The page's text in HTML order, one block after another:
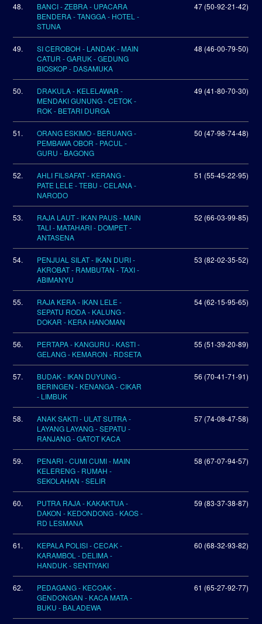
48.
BANCI - ZEBRA - UPACARA
BENDERA - TANGGA - HOTEL -
STUNA
47 (50-92-21-42)
49.
SI CEROBOH - LANDAK - MAIN
CATUR - GARUK - GEDUNG
BIOSKOP - DASAMUKA
48 (46-00-79-50)
50.
DRAKULA - KELELAWAR -
MENDAKI GUNUNG - CETOK -
ROK - BETARI DURGA
49 (41-80-70-30)
51.
ORANG ESKIMO - BERUANG -
PEMBAWA OBOR - PACUL -
GURU - BAGONG
50 (47-98-74-48)
52.
AHLI FILSAFAT - KERANG -
PATE LELE - TEBU - CELANA -
NARODO
51 (55-45-22-95)
53.
RAJA LAUT - IKAN PAUS - MAIN
TALI - MATAHARI - DOMPET -
ANTASENA
52 (66-03-99-85)
54.
PENJUAL SILAT - IKAN DURI -
AKROBAT - RAMBUTAN - TAXI -
ABIMANYU
53 (82-02-35-52)
55.
RAJA KERA - IKAN LELE -
SEPATU RODA - KALUNG -
DOKAR - KERA HANOMAN
54 (62-15-95-65)
56.
PERTAPA - KANGURU - KASTI -
GELANG - KEMARON - RDSETA
55 (51-39-20-89)
57.
BUDAK - IKAN DUYUNG -
BERINGEN - KENANGA - CIKAR
- LIMBUK
56 (70-41-71-91)
58.
ANAK SAKTI - ULAT SUTRA -
LAYANG LAYANG - SEPATU -
RANJANG - GATOT KACA
57 (74-08-47-58)
59.
PENARI - CUMI CUMI - MAIN
KELERENG - RUMAH -
SEKOLAHAN - SELIR
58 (67-07-94-57)
60.
PUTRA RAJA - KAKAKTUA -
DAKON - KEDONDONG - KAOS -
RD LESMANA
59 (83-37-38-87)
61.
KEPALA POLISI - CECAK -
KARAMBOL - DELIMA -
HANDUK - SENTIYAKI
60 (68-32-93-82)
62.
PEDAGANG - KECOAK -
GENDONGAN - KACA MATA -
BUKU - BALADEWA
61 (65-27-92-77)